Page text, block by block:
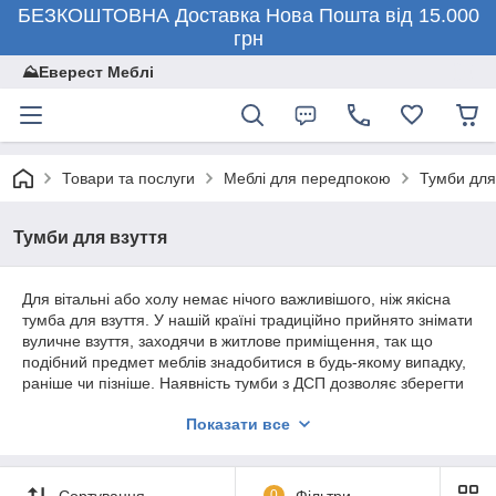
БЕЗКОШТОВНА Доставка Нова Пошта від 15.000
грн
⛰️Еверест Меблі
Товари та послуги Меблі для передпокою Тумби для
Тумби для взуття
Для вітальні або холу немає нічого важливішого, ніж якісна
тумба для взуття. У нашій країні традиційно прийнято знімати
вуличне взуття, заходячи в житлове приміщення, так що
подібний предмет меблів знадобитися в будь-якому випадку,
раніше чи пізніше. Наявність тумби з ДСП дозволяє зберегти
вихованці) і грамотно організувати навколишній простір,
Показати все